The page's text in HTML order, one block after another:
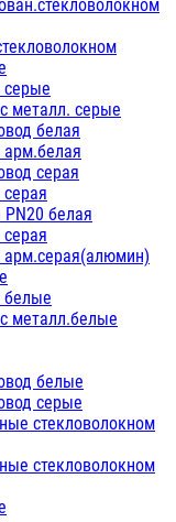
металл. серые
белая
арм.белая
серая
белая
арм.серая(алюмин)
белые
металл.белые
белые
серые
стекловолокном
стекловолокном